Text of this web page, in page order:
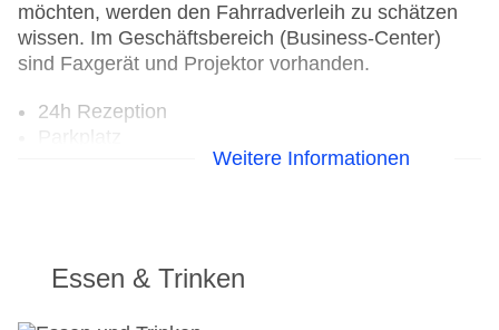
möchten, werden den Fahrradverleih zu schätzen
wissen. Im Geschäftsbereich (Business-Center)
sind Faxgerät und Projektor vorhanden.
24h Rezeption
Check-in von: 15:00:00
Garten: ohne Gebühr
Hoteleröffnung: 2010
Weitere Informationen
Essen & Trinken